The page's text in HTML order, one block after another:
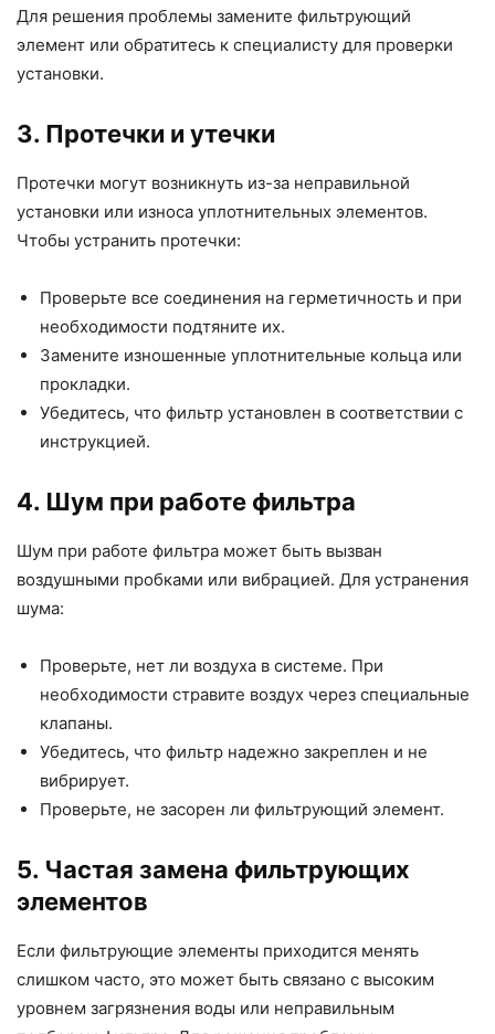
Для решения проблемы замените фильтрующий
элемент или обратитесь к специалисту для проверки
установки.
3. Протечки и утечки
Протечки могут возникнуть из-за неправильной
установки или износа уплотнительных элементов.
Чтобы устранить протечки:
Проверьте все соединения на герметичность и при
необходимости подтяните их.
Замените изношенные уплотнительные кольца или
прокладки.
Убедитесь, что фильтр установлен в соответствии с
инструкцией.
4. Шум при работе фильтра
Шум при работе фильтра может быть вызван
воздушными пробками или вибрацией. Для устранения
шума:
Проверьте, нет ли воздуха в системе. При
необходимости стравите воздух через специальные
клапаны.
Убедитесь, что фильтр надежно закреплен и не
вибрирует.
Проверьте, не засорен ли фильтрующий элемент.
5. Частая замена фильтрующих
элементов
Если фильтрующие элементы приходится менять
слишком часто, это может быть связано с высоким
уровнем загрязнения воды или неправильным